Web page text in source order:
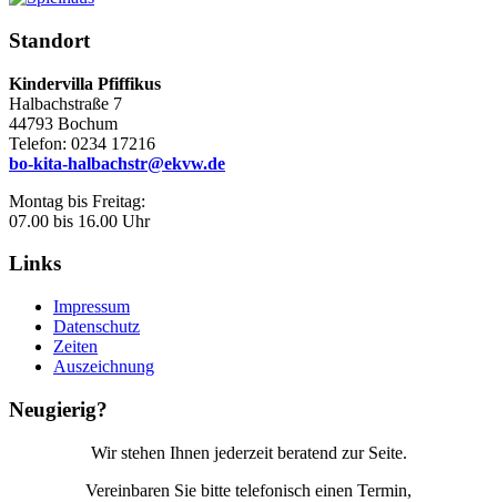
Standort
Kindervilla Pfiffikus
Halbachstraße 7
44793 Bochum
Telefon: 0234 17216
bo-kita-halbachstr@ekvw.de
Montag bis Freitag:
07.00 bis 16.00 Uhr
Links
Impressum
Datenschutz
Zeiten
Auszeichnung
Neugierig?
Wir stehen Ihnen jederzeit beratend zur Seite.
Vereinbaren Sie bitte telefonisch einen Termin,